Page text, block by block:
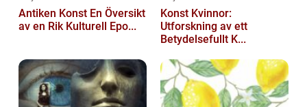
Antiken Konst En Översikt
av en Rik Kulturell Epo...
Konst Kvinnor:
Utforskning av ett
Betydelsefullt K...